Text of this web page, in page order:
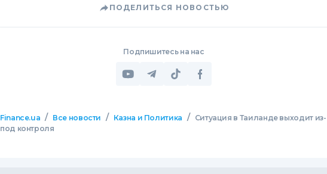
ПОДЕЛИТЬСЯ НОВОСТЬЮ
Подпишитесь на нас
Finance.ua / Все новости / Казна и Политика /
Ситуация в Таиланде выходит из-
под контроля